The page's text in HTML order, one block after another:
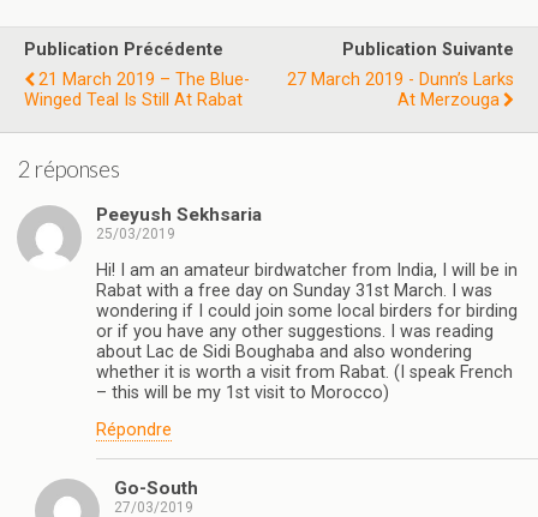
Publication Précédente
21 March 2019 – The Blue-
Winged Teal Is Still At Rabat
Publication Suivante
27 March 2019 - Dunn’s Larks
At Merzouga
2 réponses
Peeyush Sekhsaria
25/03/2019
Hi! I am an amateur birdwatcher from India, I will be in
Rabat with a free day on Sunday 31st March. I was
wondering if I could join some local birders for birding
or if you have any other suggestions. I was reading
about Lac de Sidi Boughaba and also wondering
whether it is worth a visit from Rabat. (I speak French
– this will be my 1st visit to Morocco)
Répondre
Go-South
27/03/2019